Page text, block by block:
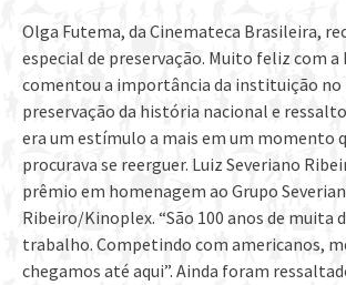
Olga Futema, da Cinemateca Brasileira,
especial de preservação. Muito feliz com
comentou a importância da instituição no
preservação da história nacional e
era um estímulo a mais em um momento
procurava se reerguer. Luiz Severiano
prêmio em homenagem ao Grupo
Ribeiro/Kinoplex. “São 100 anos de muita
trabalho. Competindo com americanos,
chegamos até aqui”. Ainda foram